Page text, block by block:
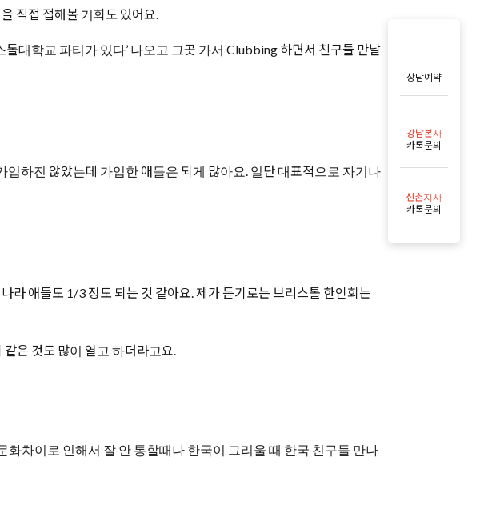
상담예약
강남본사
카톡문의
신촌지사
카톡문의
직접 접해볼 기회도 있어요.
대학교 파티가 있다’ 나오고 그곳 가서 Clubbing 하면서 친구들 만날
하진 않았는데 가입한 애들은 되게 많아요. 일단 대표적으로 자기나
애들도 1/3 정도 되는 것 같아요. 제가 듣기로는 브리스톨 한인회는
은 것도 많이 열고 하더라고요.
차이로 인해서 잘 안 통할때나 한국이 그리울 때 한국 친구들 만나